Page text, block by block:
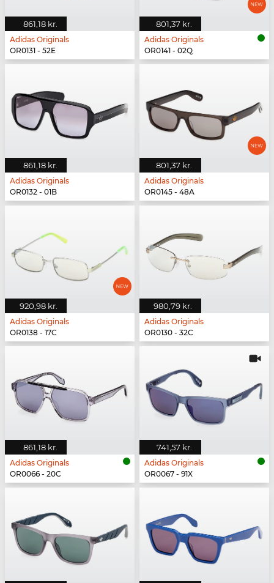
861,18 kr.
Adidas Originals
OR0131 - 52E
801,37 kr.
Adidas Originals
OR0141 - 02Q
861,18 kr.
Adidas Originals
OR0132 - 01B
801,37 kr.
Adidas Originals
OR0145 - 48A
920,98 kr.
Adidas Originals
OR0138 - 17C
980,79 kr.
Adidas Originals
OR0130 - 32C
861,18 kr.
Adidas Originals
OR0066 - 20C
741,57 kr.
Adidas Originals
OR0067 - 91X